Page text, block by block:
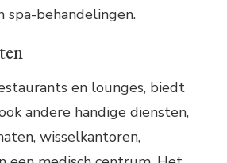
spa-behandelingen.
en lounges, biedt
andere handige diensten,
wisselkantoren,